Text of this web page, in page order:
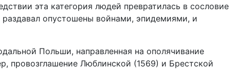
эта категория людей превратилась в сословие
опустошены войнами, эпидемиями, и
Польши, направленная на ополячивание
провозглашение Люблинской (1569) и Брестской